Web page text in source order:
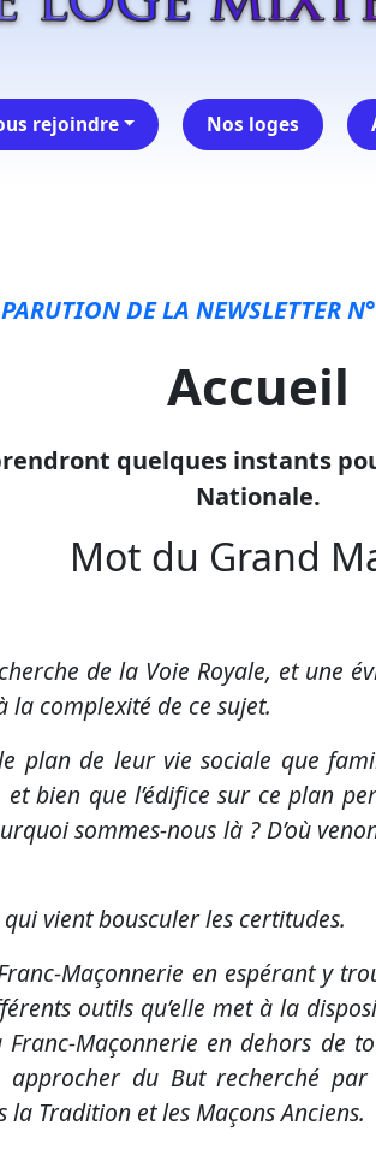
rejoindre Nos loges
PARUTION DE LA NEWSLETTER
Accueil
quelques instants
Nationale.
Mot du Grand
de la Voie Royale, et une
complexité de ce sujet.
plan de leur vie sociale que
bien que l’édifice sur ce plan
sommes-nous là ? D’où
vient bousculer les certitudes.
Maçonnerie en espérant y
outils qu’elle met à la
Maçonnerie en dehors de
du But recherché
Tradition et les Maçons Anciens.